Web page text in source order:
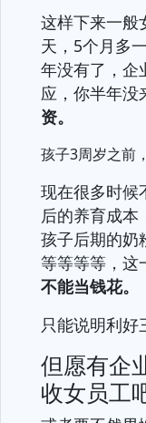
这样下来一般
天，5个月多
年没有了，企
应，你半年没
资。
孩子3周岁之前
现在很多时候
后的养育成本
孩子后期的奶
等等等等，这
不能当钱花。
只能说明利好
但愿有企
收女员工